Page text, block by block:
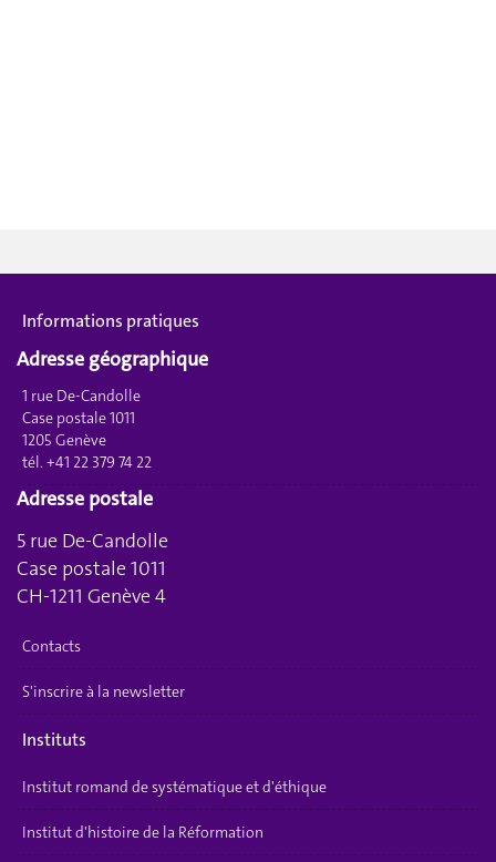
Informations pratiques
Adresse géographique
1 rue De-Candolle
Case postale 1011
1205 Genève
tél. +41 22 379 74 22
Adresse postale
5 rue De-Candolle
Case postale 1011
CH-1211 Genève 4
Contacts
S'inscrire à la newsletter
Instituts
Institut romand de systématique et d'éthique
Institut d'histoire de la Réformation